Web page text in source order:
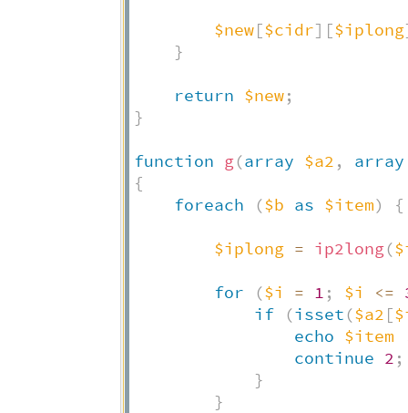
$new[$cidr] [$iplong
}
return $new;
}
function g(array $a2 ,
array
{
foreach
($b as $item) {
$iplong = ip2long(
for ($i = 1 ; $i <=
if
(isset ($a2 [
echo $item
continue 2 ;
}
}